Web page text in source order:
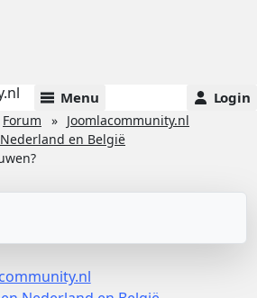
Menu Login
Forum
Joomlacommunity.nl
en België